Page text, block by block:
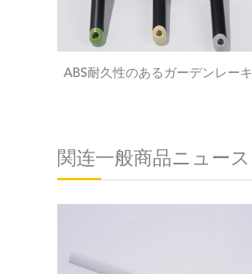
ABS耐久性のあるガーデンレーキ
関连一般商品ニュース